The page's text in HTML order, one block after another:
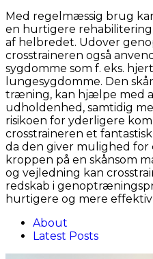
Med regelmæssig brug
en hurtigere
af helbredet. Udover
crosstraineren også
sygdomme som f. eks.
lungesygdomme. Den
træning, kan hjælpe med
udholdenhed, samtidig
risikoen for yderligere
crosstraineren et
da den giver mulighed
kroppen på en skånsom
og vejledning kan
redskab i
hurtigere og mere
About
Latest Posts